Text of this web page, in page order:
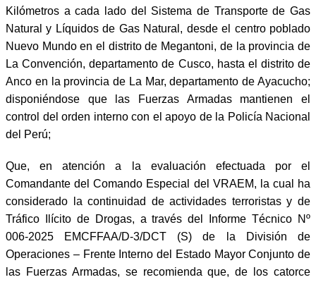
Kilómetros a cada lado del Sistema de Transporte de Gas
Natural y Líquidos de Gas Natural, desde el centro poblado
Nuevo Mundo en el distrito de Megantoni, de la provincia de
La Convención, departamento de Cusco, hasta el distrito de
Anco en la provincia de La Mar, departamento de Ayacucho;
disponiéndose que las Fuerzas Armadas mantienen el
control del orden interno con el apoyo de la Policía Nacional
del Perú;
Que, en atención a la evaluación efectuada por el
Comandante del Comando Especial del VRAEM, la cual ha
considerado la continuidad de actividades terroristas y de
Tráfico Ilícito de Drogas, a través del Informe Técnico Nº
006-2025 EMCFFAA/D-3/DCT (S) de la División de
Operaciones – Frente Interno del Estado Mayor Conjunto de
las Fuerzas Armadas, se recomienda que, de los catorce